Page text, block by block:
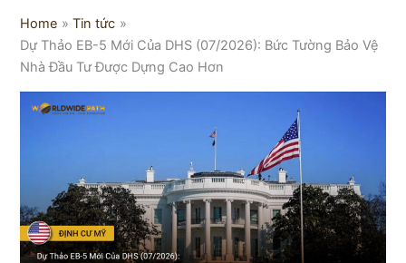
Home
Tin tức
Dự Thảo EB-5 Mới Của DHS (07/2026): Bức Tường Bảo Vệ
Nhà Đầu Tư Được Dựng Cao Hơn